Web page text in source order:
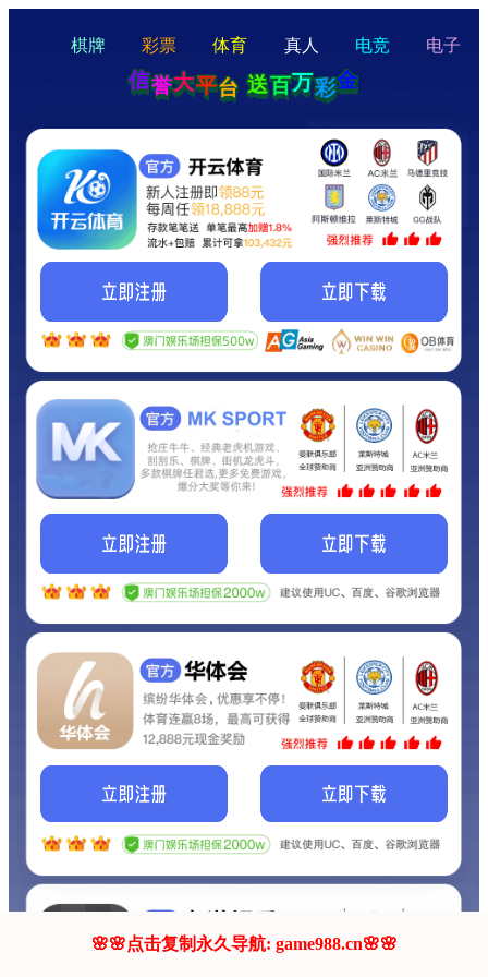
hello
Hey Guys!
我们即将上线啦...
我们的网站正在建设.
它将是非常棒的网站.
联系我们!